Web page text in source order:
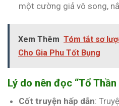
một cường giả vô song,
Xem Thêm Tóm tắt sơ
Cho Gia Phu Tốt Bụng
Lý do nên đọc “Tổ Thần
Cốt truyện hấp dẫn: